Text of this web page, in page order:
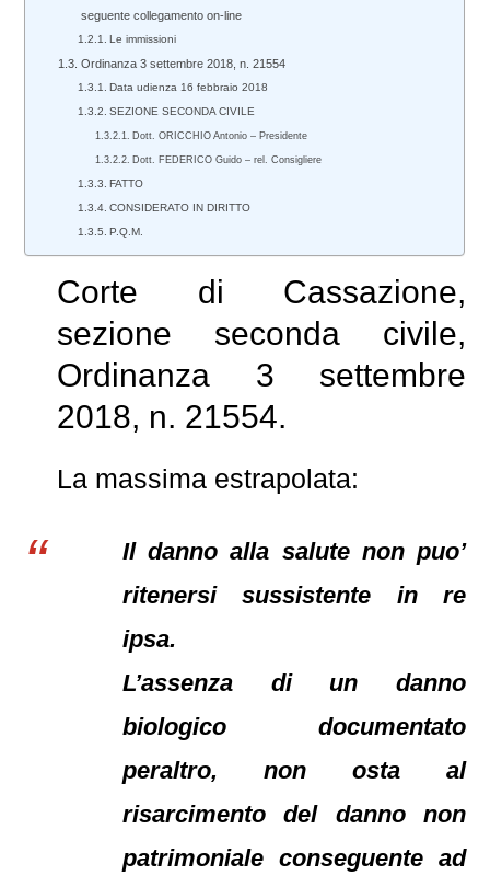
seguente collegamento on-line
Le immissioni
Ordinanza 3 settembre 2018, n. 21554
Data udienza 16 febbraio 2018
SEZIONE SECONDA CIVILE
Dott. ORICCHIO Antonio – Presidente
Dott. FEDERICO Guido – rel. Consigliere
FATTO
CONSIDERATO IN DIRITTO
P.Q.M.
Corte di Cassazione,
sezione seconda civile,
Ordinanza 3 settembre
2018, n. 21554.
La massima estrapolata:
Il danno alla salute non puo’
ritenersi sussistente in re
ipsa.
L’assenza di un danno
biologico documentato
peraltro, non osta al
risarcimento del danno non
patrimoniale conseguente ad